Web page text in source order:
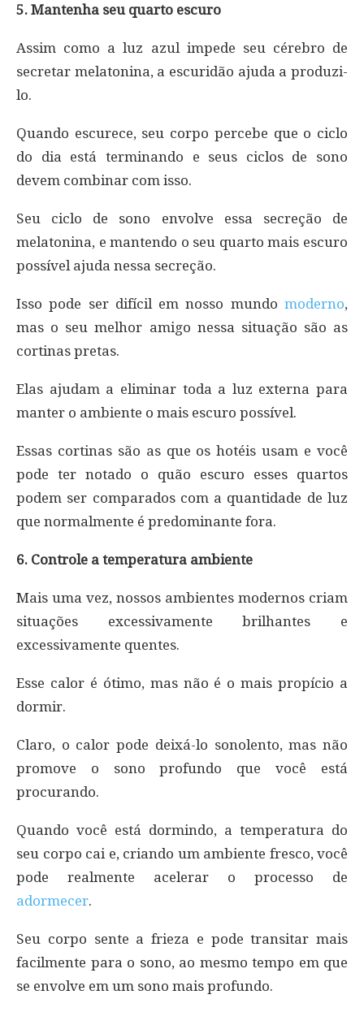
5. Mantenha seu quarto escuro
Assim como a luz azul impede seu cérebro de
secretar melatonina, a escuridão ajuda a produzi-
lo.
Quando escurece, seu corpo percebe que o ciclo
do dia está terminando e seus ciclos de sono
devem combinar com isso.
Seu ciclo de sono envolve essa secreção de
melatonina, e mantendo o seu quarto mais escuro
possível ajuda nessa secreção.
Isso pode ser difícil em nosso mundo moderno,
mas o seu melhor amigo nessa situação são as
cortinas pretas.
Elas ajudam a eliminar toda a luz externa para
manter o ambiente o mais escuro possível.
Essas cortinas são as que os hotéis usam e você
pode ter notado o quão escuro esses quartos
podem ser comparados com a quantidade de luz
que normalmente é predominante fora.
6. Controle a temperatura ambiente
Mais uma vez, nossos ambientes modernos criam
situações excessivamente brilhantes e
excessivamente quentes.
Esse calor é ótimo, mas não é o mais propício a
dormir.
Claro, o calor pode deixá-lo sonolento, mas não
promove o sono profundo que você está
procurando.
Quando você está dormindo, a temperatura do
seu corpo cai e, criando um ambiente fresco, você
pode realmente acelerar o processo de
adormecer.
Seu corpo sente a frieza e pode transitar mais
facilmente para o sono, ao mesmo tempo em que
se envolve em um sono mais profundo.